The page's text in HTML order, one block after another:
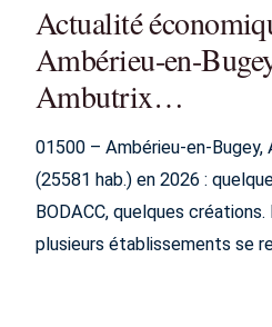
Actualité
Ambérieu-en-
Ambutrix…
01500 – Ambérieu-en-Bugey,
(25581 hab.) en 2026 :
BODACC, quelques
plusieurs établissements se